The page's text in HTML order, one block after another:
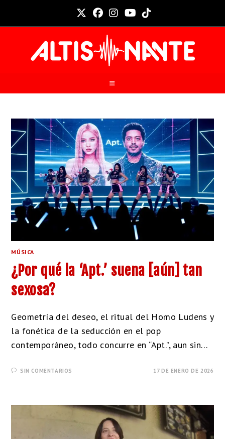
MÚSICA
¿Por qué la ‘Apt.’ suena [aún] tan
sexosa?
Geometría del deseo, el ritual del Homo Ludens y
la fonética de la seducción en el pop
contemporáneo, todo concurre en “Apt.”, aun sin…
SIN COMENTARIOS 17 DE ENERO DE 2026